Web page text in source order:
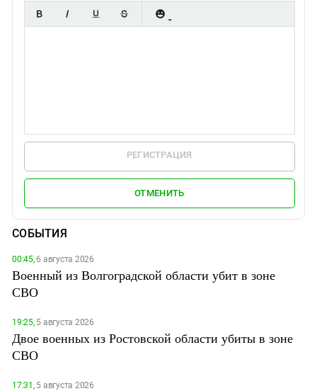
РЕГИСТРАЦИЯ
ОТМЕНИТЬ
СОБЫТИЯ
00:45,6 августа 2026
Военный из Волгоградской области убит в зоне
СВО
19:25,5 августа 2026
Двое военных из Ростовской области убиты в зоне
СВО
17:31,5 августа 2026